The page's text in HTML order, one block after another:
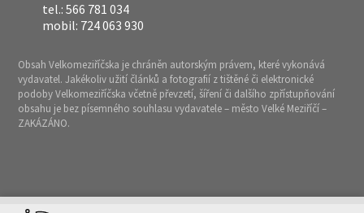
tel.: 566 781 034
mobil: 724 063 930
Obsah Velkomeziříčska je chráněn autorským právem, které vykonává
vydavatel. Jakékoliv užití článků a fotografií z tištěné či elektronické
podoby Velkomeziříčska včetně převzetí, šíření či dalšího zpřístupňování
obsahu je bez písemného souhlasu vydavatele – město Velké Meziříčí –
ZAKÁZÁNO.